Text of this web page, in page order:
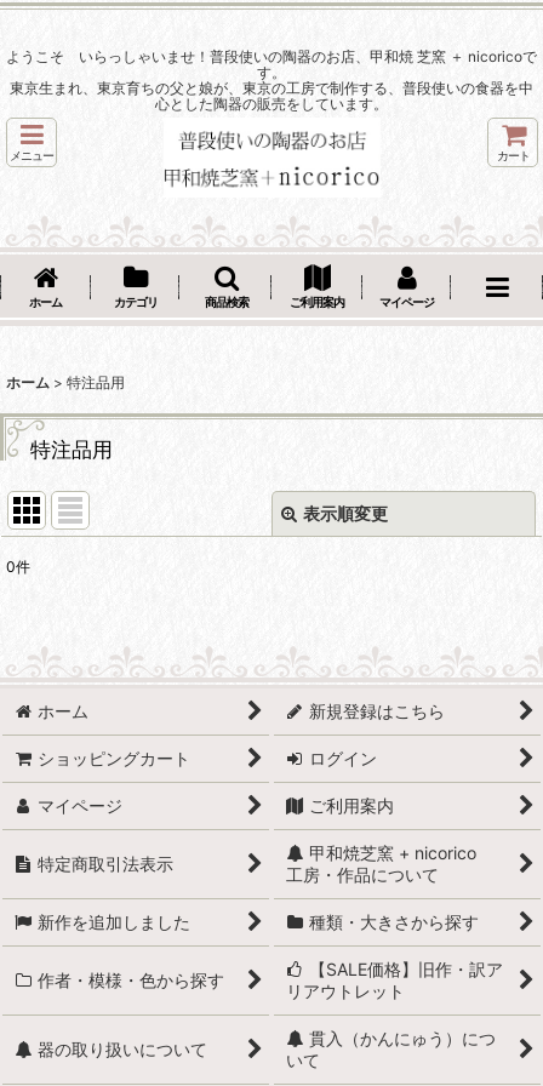
ようこそ いらっしゃいませ！普段使いの陶器のお店、甲和焼 芝窯 ＋ nicoricoで
す。
東京生まれ、東京育ちの父と娘が、東京の工房で制作する、普段使いの食器を中
心とした陶器の販売をしています。
メニュー カート
ホーム カテゴリ 商品検索 ご利用案内 マイページ
ホーム > 特注品用
特注品用
表示順変更
並び順
絞り込む
0件
ホーム 新規登録はこちら
ショッピングカート ログイン
マイページ ご利用案内
特定商取引法表示
甲和焼芝窯 + nicorico
工房・作品について
新作を追加しました 種類・大きさから探す
作者・模様・色から探す
【SALE価格】旧作・訳ア
リアウトレット
器の取り扱いについて
貫入（かんにゅう）につ
いて